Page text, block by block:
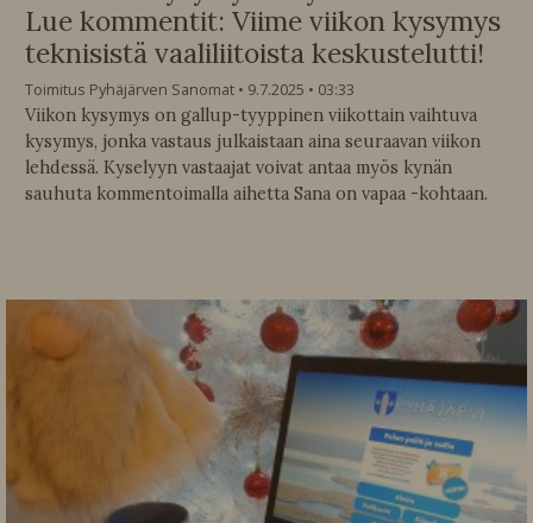
Lue kommentit: Viime viikon kysymys
teknisistä vaaliliitoista keskustelutti!
Toimitus Pyhäjärven Sanomat 9.7.2025
03:33
Viikon kysymys on gallup-tyyppinen viikottain vaihtuva
kysymys, jonka vastaus julkaistaan aina seuraavan viikon
lehdessä. Kyselyyn vastaajat voivat antaa myös kynän
sauhuta kommentoimalla aihetta Sana on vapaa -kohtaan.